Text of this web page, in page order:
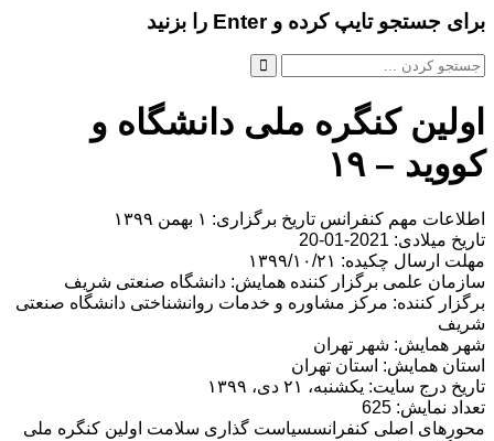
برای جستجو تایپ کرده و Enter را بزنید
اولین کنگره ملی دانشگاه و
کووید – ۱۹
اطلاعات مهم کنفرانس تاریخ برگزاری: ۱ بهمن ۱۳۹۹
تاریخ میلادی: 2021-01-20
مهلت ارسال چکیده: ۱۳۹۹/۱۰/۲۱
سازمان علمی برگزار کننده همایش: دانشگاه صنعتی شریف
برگزار کننده: مرکز مشاوره و خدمات روانشناختی دانشگاه صنعتی
شریف
شهر همایش: شهر تهران
استان همایش: استان تهران
تاریخ درج سایت: یکشنبه، ۲۱ دی، ۱۳۹۹
تعداد نمایش: 625
محورهای اصلی کنفرانسسیاست گذاری سلامت اولین کنگره ملی